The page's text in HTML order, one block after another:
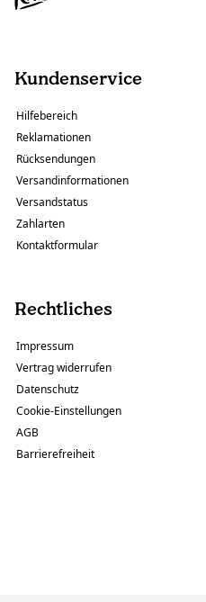
Kundenservice
Hilfebereich
Reklamationen
Rücksendungen
Versandinformationen
Versandstatus
Zahlarten
Kontaktformular
Rechtliches
Impressum
Vertrag widerrufen
Datenschutz
Cookie-Einstellungen
AGB
Barrierefreiheit